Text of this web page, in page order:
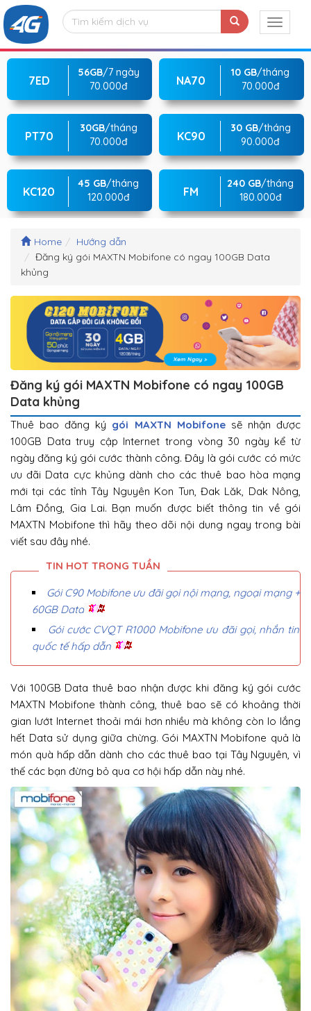
7ED
56GB/7 ngày
70.000đ
NA70
10 GB/tháng
70.000đ
PT70
30GB/tháng
70.000đ
KC90
30 GB/tháng
90.000đ
KC120
45 GB/tháng
120.000đ
FM
240 GB/tháng
180.000đ
Home
Hướng dẫn
Đăng ký gói MAXTN Mobifone có ngay 100GB Data
khủng
Đăng ký gói MAXTN Mobifone có ngay 100GB
Data khủng
Thuê bao đăng ký gói MAXTN Mobifonesẽ nhận được
100GB Data truy cập Internet trong vòng 30 ngày kể từ
ngày đăng ký gói cước thành công. Đây là gói cước có mức
ưu đãi Data cực khủng dành cho các thuê bao hòa mạng
mới tại các tỉnh Tây Nguyên Kon Tun, Đak Lăk, Dak Nông,
Lâm Đồng, Gia Lai. Bạn muốn được biết thông tin về gói
MAXTN Mobifone thì hãy theo dõi nội dung ngay trong bài
viết sau đây nhé.
Gói C90 Mobifone ưu đãi gọi nội mạng, ngoại mạng +
60GB Data
Gói cước CVQT R1000 Mobifone ưu đãi gọi, nhắn tin
quốc tế hấp dẫn
Với 100GB Data thuê bao nhận được khi đăng ký gói cước
MAXTN Mobifone thành công, thuê bao sẽ có khoảng thời
gian lướt Internet thoải mái hơn nhiều mà không còn lo lắng
hết Data sử dụng giữa chừng. Gói MAXTN Mobifone quả là
món quà hấp dẫn dành cho các thuê bao tại Tây Nguyên, vì
thế các bạn đừng bỏ qua cơ hội hấp dẫn này nhé.